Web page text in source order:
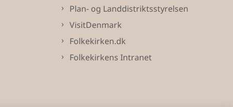
Plan- og Landdistriktsstyrelsen
VisitDenmark
Folkekirken.dk
Folkekirkens Intranet